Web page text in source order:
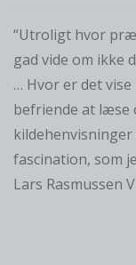
“Utroligt hvor
gad vide om ikke
… Hvor er det
befriende at læse
fascination, som
Lars Rasmussen